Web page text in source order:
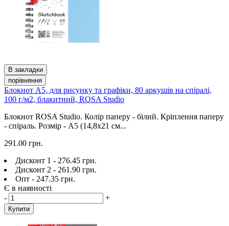
В закладки
порівняння
Блокнот А5, для рисунку та графіки, 80 аркушів на спіралі,
100 г/м2, блакитний, ROSA Studio
Блокнот ROSA Studio. Колір паперу - білий. Кріплення паперу
- спіраль. Розмір - A5 (14,8х21 см...
291.00 грн.
Дисконт 1 - 276.45 грн.
Дисконт 2 - 261.90 грн.
Опт - 247.35 грн.
Є в наявності
-
+
Купити